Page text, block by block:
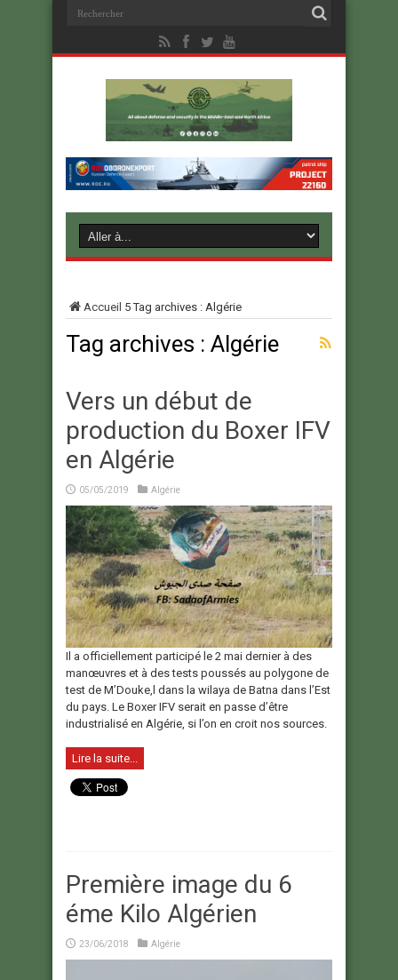
Accueil 5Tag archives : Algérie
Tag archives : Algérie
Vers un début de
production du Boxer IFV
en Algérie
05/05/2019 Algérie
Il a officiellement participé le 2 mai dernier à des
manœuvres et à des tests poussés au polygone de
test de M’Douke,l dans la wilaya de Batna dans l’Est
du pays. Le Boxer IFV serait en passe d’être
industrialisé en Algérie, si l’on en croit nos sources.
Lire la suite...
Première image du 6
éme Kilo Algérien
23/06/2018 Algérie